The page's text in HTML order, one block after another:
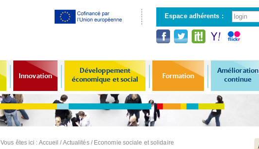
contenu
principal
Espace adhérents :
Innovation
Développement
économique et social
Formation
Amélioration
continue
Vous êtes ici : Accueil /Actualités/ Economie sociale et solidaire